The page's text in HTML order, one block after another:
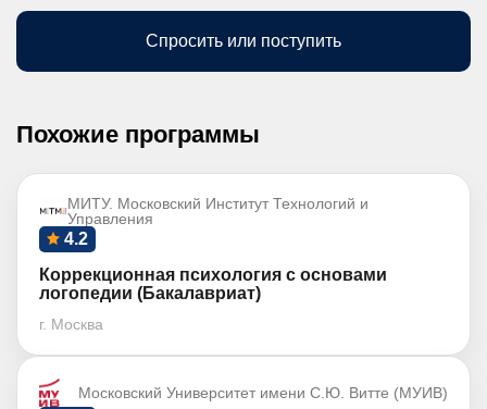
Спросить или поступить
Похожие программы
МИТУ. Московский Институт Технологий и
Управления
4.2
Коррекционная психология с основами
логопедии (Бакалавриат)
г. Москва
Московский Университет имени С.Ю. Витте (МУИВ)